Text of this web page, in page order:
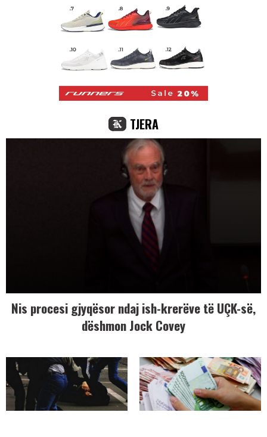
TJERA
Nis procesi gjyqësor ndaj ish-krerëve të UÇK-së,
dëshmon Jock Covey